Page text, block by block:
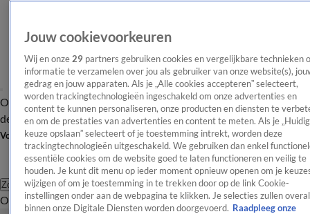
OverzichtAfleveringen Entertainment TV Algemeen
Tip
de redactieNieuwsbrief
Volg Shownieuws
Zoeken
OverzichtEntertainmentSpraakmakendRealityCrimeVideo's
Jouw cookievoorkeuren
Wij en onze 29 partners gebruiken cookies en vergelijkbare technieken
informatie te verzamelen over jou als gebruiker van onze website(s),
gedrag en jouw apparaten. Als je „Alle cookies accepteren” selecteert,
worden trackingtechnologieën ingeschakeld om onze advertenties en
content te kunnen personaliseren, onze producten en diensten te
en om de prestaties van advertenties en content te meten. Als je
keuze opslaan” selecteert of je toestemming intrekt, worden deze
trackingtechnologieën uitgeschakeld. We gebruiken dan enkel
essentiële cookies om de website goed te laten functioneren en veilig te
houden. Je kunt dit menu op ieder moment opnieuw openen om je
wijzigen of om je toestemming in te trekken door op de link Cookie-
instellingen onder aan de webpagina te klikken. Je selecties zullen overal
binnen onze Digitale Diensten worden doorgevoerd. Raadpleeg onze